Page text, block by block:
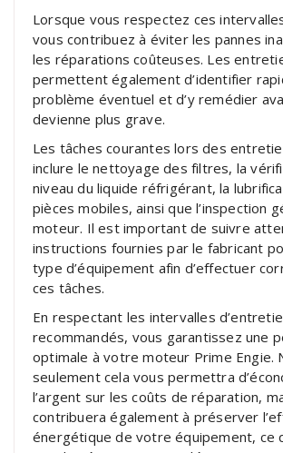
Lorsque vous respectez ces
vous contribuez à éviter les pannes
les réparations coûteuses. Les
permettent également d’identifier
problème éventuel et d’y remédier
devienne plus grave.
Les tâches courantes lors des
inclure le nettoyage des filtres, la
niveau du liquide réfrigérant, la
pièces mobiles, ainsi que l’inspection
moteur. Il est important de suivre
instructions fournies par le fabricant
type d’équipement afin d’effectuer
ces tâches.
En respectant les intervalles
recommandés, vous garantissez une
optimale à votre moteur Prime Engie.
seulement cela vous permettra
l’argent sur les coûts de réparation,
contribuera également à préserver
énergétique de votre équipement, ce